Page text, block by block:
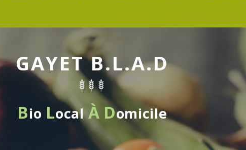
GAYET B.L.A.D
Bio LocalÀ Domicile